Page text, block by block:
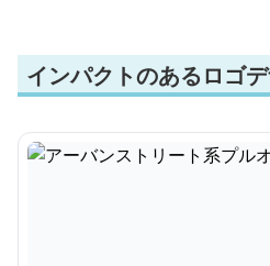
インパクトのあるロゴ